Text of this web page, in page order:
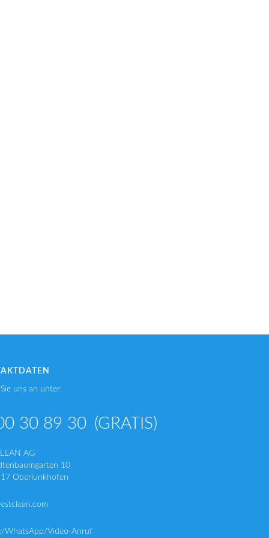
uns an unter:
30 89 30 (GRATIS)
AG
10
Oberlunkhofen
WhatsApp/Video-Anruf